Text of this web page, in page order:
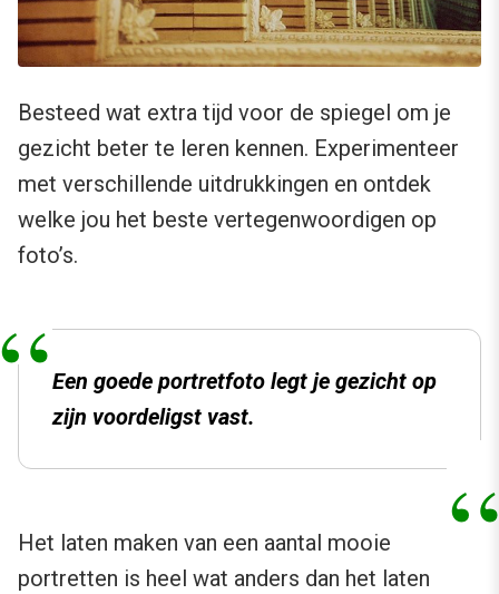
Besteed wat extra tijd voor de spiegel om je
gezicht beter te leren kennen. Experimenteer
met verschillende uitdrukkingen en ontdek
welke jou het beste vertegenwoordigen op
foto’s.
Een goede portretfoto legt je gezicht op
zijn voordeligst vast.
Het laten maken van een aantal mooie
portretten is heel wat anders dan het laten